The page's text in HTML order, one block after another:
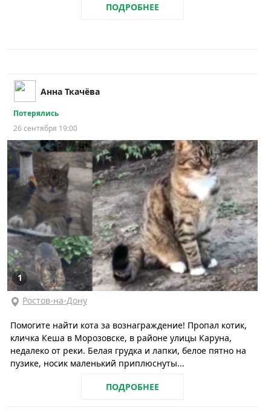
ПОДРОБНЕЕ
Анна Ткачёва
Потерялись
26 сентября 19:00
1
Ростов-на-Дону
Помогите найти кота за вознаграждение! Пропал котик,
кличка Кеша в Морозовске, в районе улицы Каруна,
недалеко от реки. Белая грудка и лапки, белое пятно на
пузике, носик маленький приплюснуты...
ПОДРОБНЕЕ